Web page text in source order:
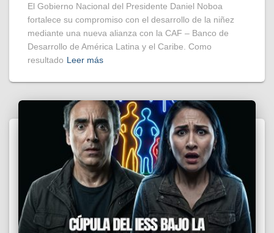
El Gobierno Nacional del Presidente Daniel Noboa
fortalece su compromiso con el desarrollo de la niñez
mediante una nueva alianza con la CAF – Banco de
Desarrollo de América Latina y el Caribe. Como
resultado Leer más